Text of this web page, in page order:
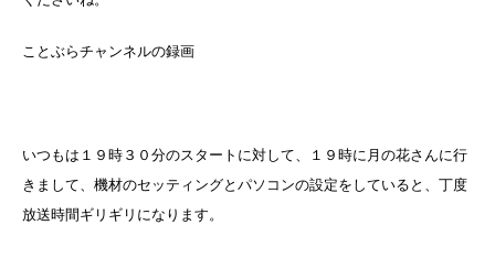
ことぶらチャンネルの録画
いつもは１９時３０分のスタートに対して、１９時に月の花さんに行
きまして、機材のセッティングとパソコンの設定をしていると、丁度
放送時間ギリギリになります。